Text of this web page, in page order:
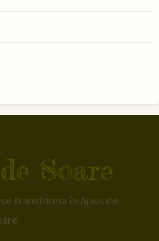
Soare
transforma în Apus de